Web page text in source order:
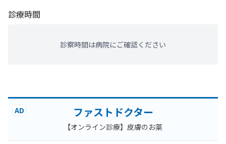
診療時間
診察時間は病院にご確認ください
AD ファストドクター
【オンライン診療】皮膚のお薬